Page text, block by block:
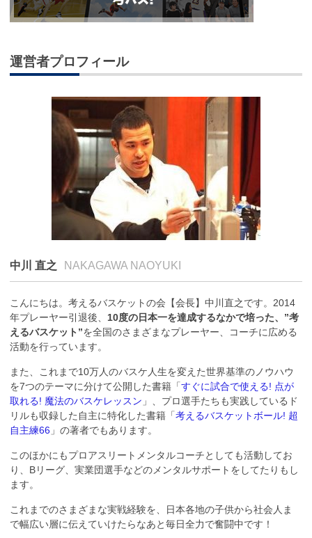
運営者プロフィール
中川 直之 NAKAGAWA NAOYUKI
こんにちは。考えるバスケットの会【会長】中川直之です。2014
年プレーヤー引退後、 10度の日本一を達成するなかで培った、”考
えるバスケット”を全国のさまざまなプレーヤー、コーチに広める
活動を行っています。
また、これまで10万人のバスケ人生を変えた世界基準のノウハウ
を7つのテーマに分けて公開した書籍「すぐに試合で使える! 点が
取れる! 魔法のバスケレッスン 」、プロ選手たちも実践しているド
リルも収録した自主に特化した書籍「考えるバスケットボール! 超
自主練66 」の著者でもあります。
このほかにもプロアスリートメンタルコーチとしても活動してお
り、Bリーグ、実業団選手などのメンタルサポートをしてたりもし
ます。
これまでのさまざまな実戦経験を、日本各地の子供から社会人ま
で幅広い層に伝えていけたらなあと毎日全力で奮闘中です！